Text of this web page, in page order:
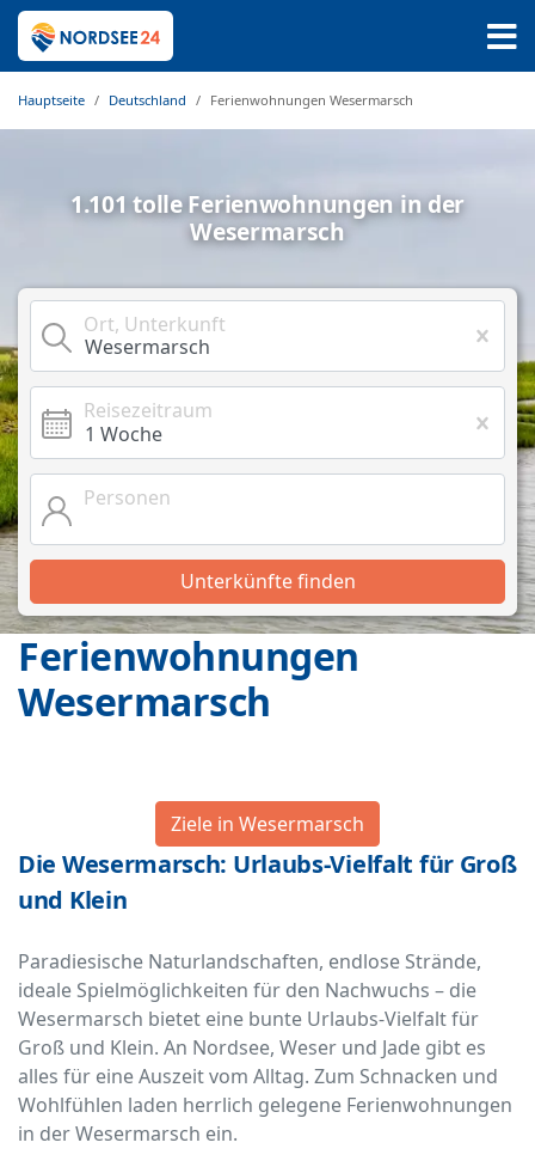
Hauptseite Deutschland Ferienwohnungen Wesermarsch
1.101 tolle Ferienwohnungen in der
Wesermarsch
Ort, Unterkunft
Reisezeitraum
Personen
Unterkünfte finden
Ferienwohnungen
Wesermarsch
Ziele in Wesermarsch
Die Wesermarsch: Urlaubs-Vielfalt für Groß
und Klein
Paradiesische Naturlandschaften, endlose Strände,
ideale Spielmöglichkeiten für den Nachwuchs – die
Wesermarsch bietet eine bunte Urlaubs-Vielfalt für
Groß und Klein. An Nordsee, Weser und Jade gibt es
alles für eine Auszeit vom Alltag. Zum Schnacken und
Wohlfühlen laden herrlich gelegene Ferienwohnungen
in der Wesermarsch ein.